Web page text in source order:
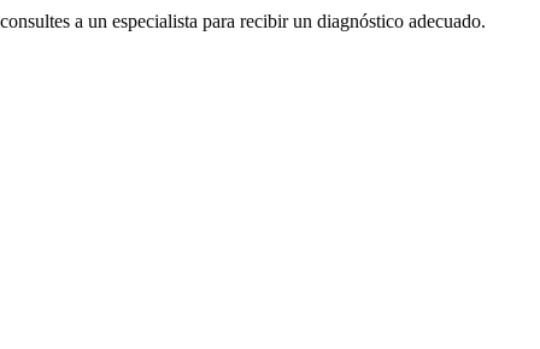
consultes a un especialista para recibir un diagnóstico adecuado.